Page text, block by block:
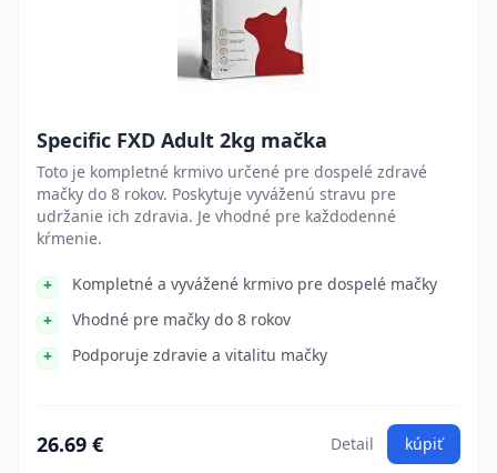
Specific FXD Adult 2kg mačka
Toto je kompletné krmivo určené pre dospelé zdravé
mačky do 8 rokov. Poskytuje vyváženú stravu pre
udržanie ich zdravia. Je vhodné pre každodenné
kŕmenie.
Kompletné a vyvážené krmivo pre dospelé mačky
Vhodné pre mačky do 8 rokov
Podporuje zdravie a vitalitu mačky
26.69 € Detail kúpiť